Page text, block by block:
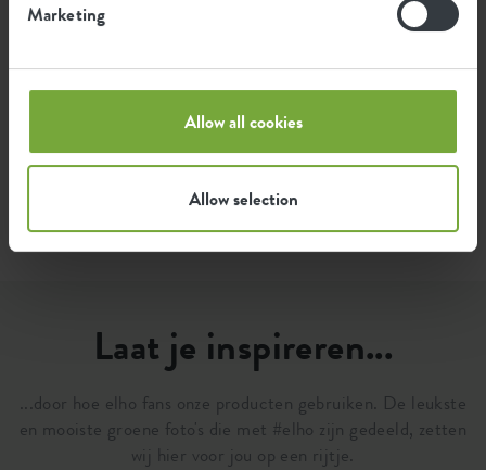
Marketing
Allow all cookies
Allow selection
De uitstoot per product is gebaseerd op de totale
CO2 uitstoot van de elho groep. Om de voetafdruk
per product te berekenen, delen we de totale CO2-
Laat je inspireren...
...door hoe elho fans onze producten gebruiken. De leukste
en mooiste groene foto's die met #elho zijn gedeeld, zetten
wij hier voor jou op een rijtje.